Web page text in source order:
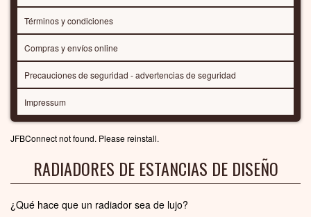
Términos y condiciones
Compras y envíos online
Precauciones de seguridad - advertencias de seguridad
Impressum
JFBConnect not found. Please reinstall.
RADIADORES DE ESTANCIAS DE DISEÑO
¿Qué hace que un radiador sea de lujo?